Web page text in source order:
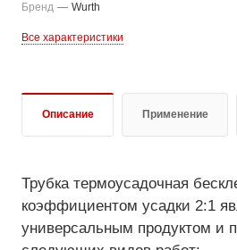
Бренд — Wurth
Все характеристики
Описание Применение
Трубка термоусадочная
коэффициентом усадки 2:1
универсальным продуктом и